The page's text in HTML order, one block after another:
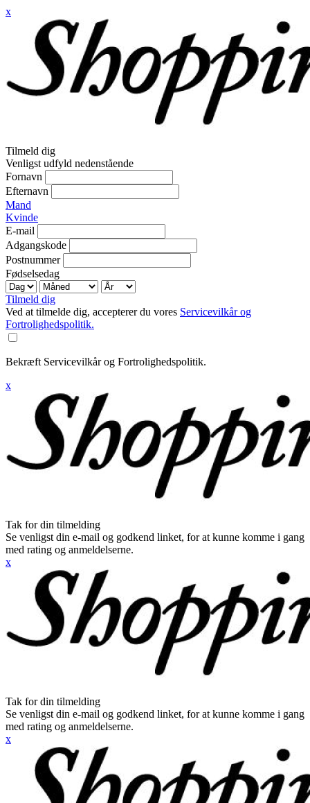
x
Tilmeld dig
Venligst udfyld nedenstående
Fornavn
Efternavn
Mand
Kvinde
E-mail
Adgangskode
Postnummer
Fødselsedag
Tilmeld dig
Ved at tilmelde dig, accepterer du vores Servicevilkår og
Fortrolighedspolitik.
Bekræft Servicevilkår og Fortrolighedspolitik.
x
Tak for din tilmelding
Se venligst din e-mail og godkend linket, for at kunne komme i gang
med rating og anmeldelserne.
x
Tak for din tilmelding
Se venligst din e-mail og godkend linket, for at kunne komme i gang
med rating og anmeldelserne.
x